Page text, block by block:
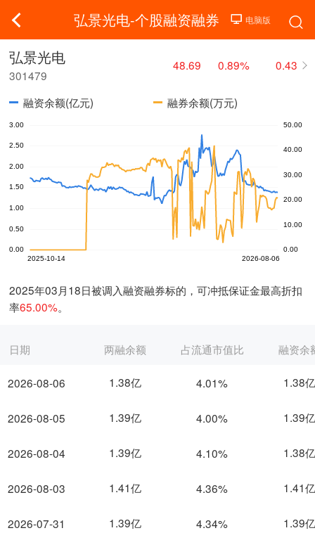
弘景光电-个股融资融券
弘景光电
301479
48.69 0.89% 0.43
融资余额(亿元) 融券余额(万元)
2025年03月18日被调入融资融券标的，可冲抵保证金最高折扣
率65.00%。
日期
2026-08-06
2026-08-05
2026-08-04
2026-08-03
2026-07-31
两融余额 占流通市值比 融资余
1.38亿 4.01% 1.38亿
1.39亿 4.00% 1.39亿
1.39亿 4.10% 1.38亿
1.41亿 4.36% 1.41亿
1.39亿 4.34% 1.39亿